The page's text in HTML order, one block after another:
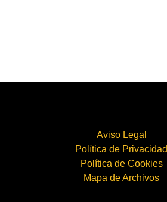
Aviso Legal
Política de Privacidad
Política de Cookies
Mapa de Archivos